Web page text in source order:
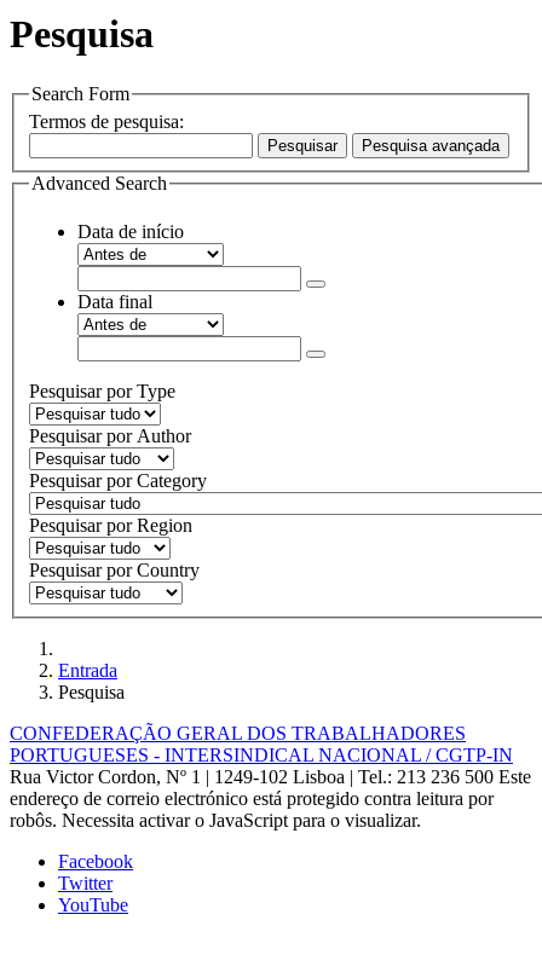
Pesquisa
Search Form
Termos de pesquisa:
Pesquisar Pesquisa avançada
Advanced Search
Data de início
Data final
Pesquisar por Type
Pesquisar por Author
Pesquisar por Category
Pesquisar por Region
Pesquisar por Country
Entrada
Pesquisa
CONFEDERAÇÃO GERAL DOS TRABALHADORES
PORTUGUESES - INTERSINDICAL NACIONAL / CGTP-IN
Rua Victor Cordon, Nº 1 | 1249-102 Lisboa | Tel.: 213 236 500 Este
endereço de correio electrónico está protegido contra leitura por
robôs. Necessita activar o JavaScript para o visualizar.
Facebook
Twitter
YouTube